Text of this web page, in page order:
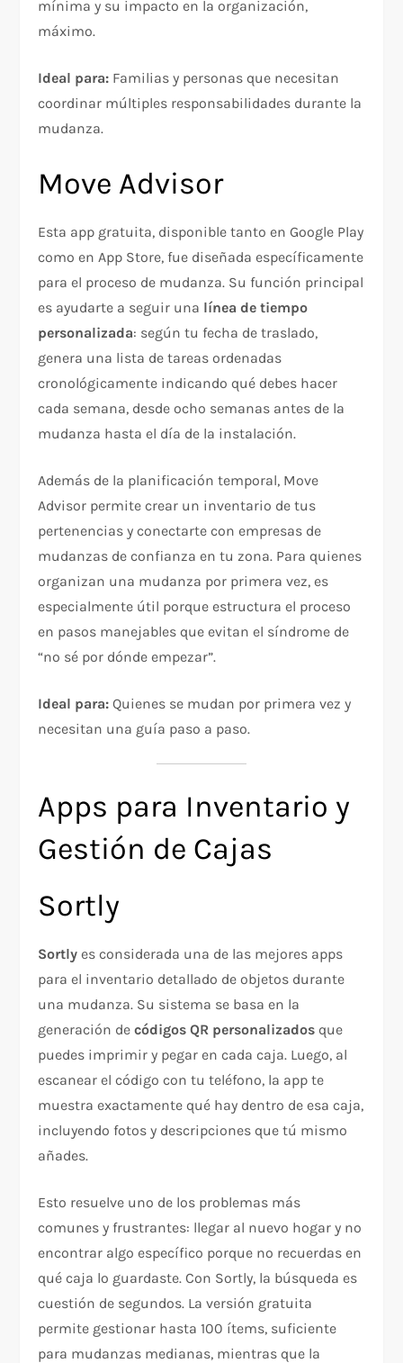
mínima y su impacto en la organización,
máximo.
Ideal para: Familias y personas que necesitan
coordinar múltiples responsabilidades durante la
mudanza.
Move Advisor
Esta app gratuita, disponible tanto en Google Play
como en App Store, fue diseñada específicamente
para el proceso de mudanza. Su función principal
es ayudarte a seguir una línea de tiempo
personalizada: según tu fecha de traslado,
genera una lista de tareas ordenadas
cronológicamente indicando qué debes hacer
cada semana, desde ocho semanas antes de la
mudanza hasta el día de la instalación.
Además de la planificación temporal, Move
Advisor permite crear un inventario de tus
pertenencias y conectarte con empresas de
mudanzas de confianza en tu zona. Para quienes
organizan una mudanza por primera vez, es
especialmente útil porque estructura el proceso
en pasos manejables que evitan el síndrome de
“no sé por dónde empezar”.
Ideal para: Quienes se mudan por primera vez y
necesitan una guía paso a paso.
Apps para Inventario y
Gestión de Cajas
Sortly
Sortly es considerada una de las mejores apps
para el inventario detallado de objetos durante
una mudanza. Su sistema se basa en la
generación decódigos QR personalizados que
puedes imprimir y pegar en cada caja. Luego, al
escanear el código con tu teléfono, la app te
muestra exactamente qué hay dentro de esa caja,
incluyendo fotos y descripciones que tú mismo
añades.
Esto resuelve uno de los problemas más
comunes y frustrantes: llegar al nuevo hogar y no
encontrar algo específico porque no recuerdas en
qué caja lo guardaste. Con Sortly, la búsqueda es
cuestión de segundos. La versión gratuita
permite gestionar hasta 100 ítems, suficiente
para mudanzas medianas, mientras que la